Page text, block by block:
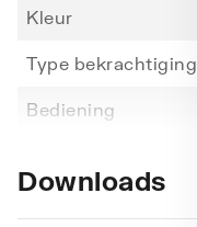
Kleur
Type bekrachtiging
Bediening
Downloads